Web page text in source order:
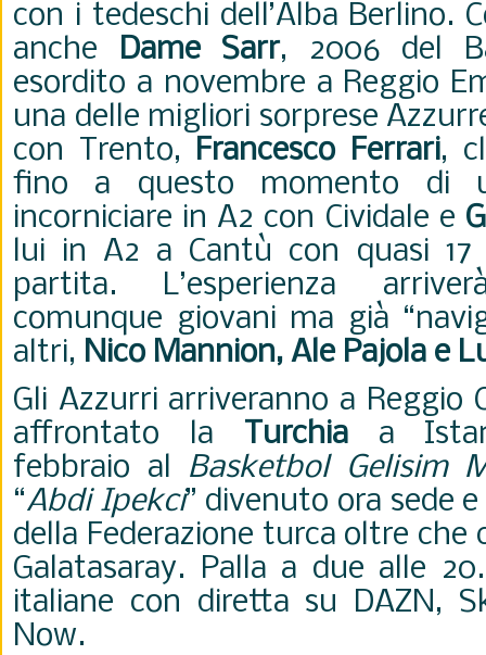
con i tedeschi dell’Alba Berlino.
anche Dame Sarr, 2006 del
esordito a novembre a Reggio
una delle migliori sorprese
con Trento, Francesco Ferrari,
fino a questo momento di
incorniciare in A2 con Cividale e
lui in A2 a Cantù con quasi
partita. L’esperienza
comunque giovani ma già
altri, Nico Mannion, Ale Pajola e
Gli Azzurri arriveranno a Reggio
affrontato la
Turchiaa
febbraio al Basketbol Gelisim
“Abdi Ipekci” divenuto ora sede
della Federazione turca oltre che
Galatasaray. Palla a due alle
italiane con diretta su DAZN,
Now.